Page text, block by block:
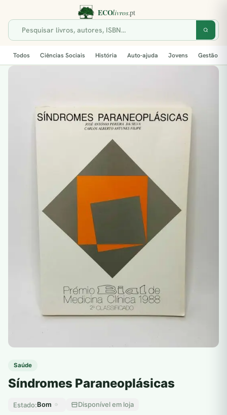
Todos Ciências Sociais História Auto-ajuda Jovens Gestão
Saúde
Síndromes Paraneoplásicas
Estado:Bom Disponível em loja